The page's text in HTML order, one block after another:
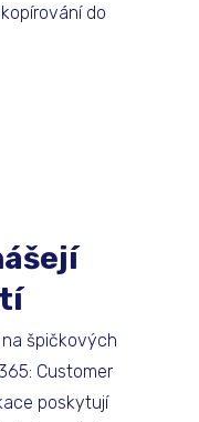
do
špičkových
Customer
poskytují